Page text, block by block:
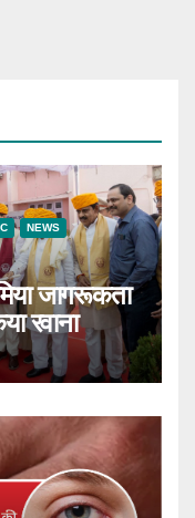
NEWS
जागरूकता
रवाना